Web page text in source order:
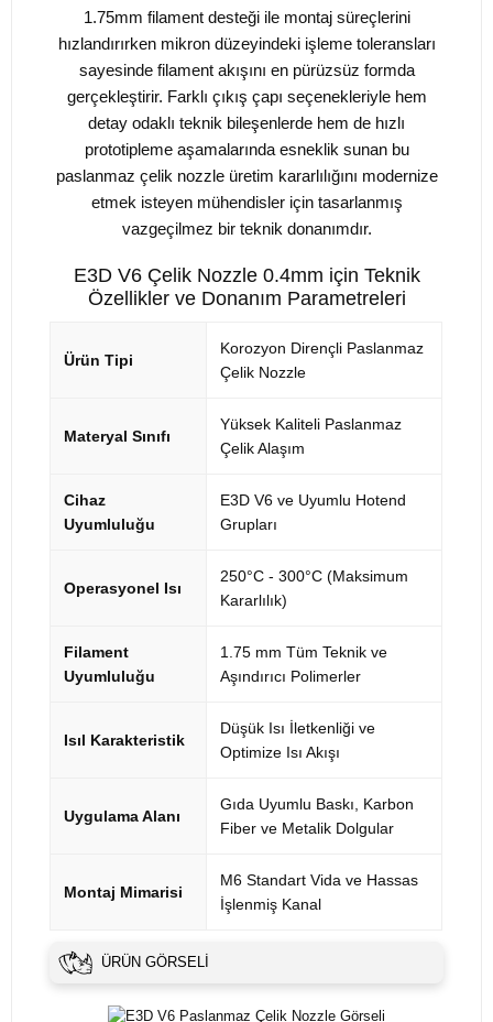
1.75mm filament desteği ile montaj süreçlerini
hızlandırırken mikron düzeyindeki işleme toleransları
sayesinde filament akışını en pürüzsüz formda
gerçekleştirir. Farklı çıkış çapı seçenekleriyle hem
detay odaklı teknik bileşenlerde hem de hızlı
prototipleme aşamalarında esneklik sunan bu
paslanmaz çelik nozzle üretim kararlılığını modernize
etmek isteyen mühendisler için tasarlanmış
vazgeçilmez bir teknik donanımdır.
E3D V6 Çelik Nozzle 0.4mm için Teknik
Özellikler ve Donanım Parametreleri
Ürün Tipi
Korozyon Dirençli Paslanmaz
Çelik Nozzle
Materyal Sınıfı
Yüksek Kaliteli Paslanmaz
Çelik Alaşım
Cihaz
Uyumluluğu
E3D V6 ve Uyumlu Hotend
Grupları
Operasyonel Isı
250°C - 300°C (Maksimum
Kararlılık)
Filament
Uyumluluğu
1.75 mm Tüm Teknik ve
Aşındırıcı Polimerler
Isıl Karakteristik
Düşük Isı İletkenliği ve
Optimize Isı Akışı
Uygulama Alanı
Gıda Uyumlu Baskı, Karbon
Fiber ve Metalik Dolgular
Montaj Mimarisi
M6 Standart Vida ve Hassas
İşlenmiş Kanal
ÜRÜN GÖRSELI